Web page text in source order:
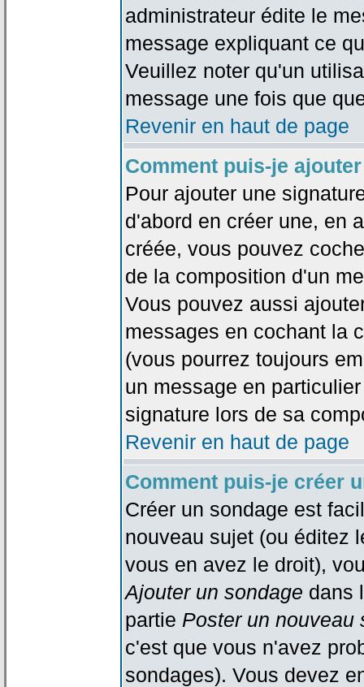
administrateur édite le
message expliquant ce
Veuillez noter qu'un
message une fois que
Revenir en haut de page
Comment puis-je
Pour ajouter une
d'abord en créer une, en
créée, vous pouvez
de la composition d'un
Vous pouvez aussi
messages en cochant la
(vous pourrez toujours
un message en
signature lors de sa
Revenir en haut de page
Comment puis-je créer
Créer un sondage est
nouveau sujet (ou éditez
vous en avez le droit),
Ajouter un sondage dans
partie Poster un nouveau
c'est que vous n'avez
sondages). Vous devez